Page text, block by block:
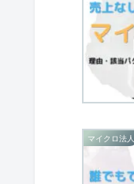
マイクロ法人